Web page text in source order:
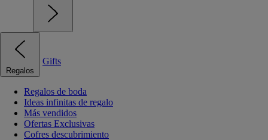
Regalos
Gifts
Regalos de boda
Ideas infinitas de regalo
Más vendidos
Ofertas Exclusivas
Cofres descubrimiento